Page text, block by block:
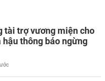
tài trợ vương miện cho
hậu thông báo ngừng